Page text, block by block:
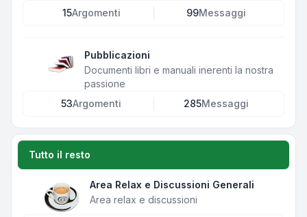
15Argomenti 99Messaggi
Pubblicazioni
Documenti libri e manuali inerenti la nostra
passione
53Argomenti 285Messaggi
Tutto il resto
Area Relax e Discussioni Generali
Area relax e discussioni